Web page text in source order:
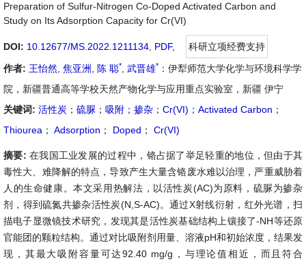
Preparation of Sulfur-Nitrogen Co-Doped Activated Carbon and
Study on Its Adsorption Capacity for Cr(VI)
DOI: 10.12677/MS.2022.1211134 PDF,
科研立项经费支持
作者: 王怡然 焦亚洲 陈 聪* 武晋雄* ：伊犁师范大学化学与环境科学学
院，新疆普通高等学校天然产物化学与应用重点实验室，新疆 伊宁
关键词: 活性炭 ； 硫脲 ； 吸附 ； 掺杂 ； Cr(VI) ； Activated Carbon ；
Thiourea ； Adsorption ； Doped ； Cr(VI)
摘要: 在我国工业发展的过程中，铬占据了举足轻重的地位，但由于其
毒性大、难降解的特点，导致产生大量含铬废水难以治理，严重威胁着
人的生命健康。本文采用热解法，以活性炭(AC)为原料，硫脲为掺杂
剂，得到硫氮共掺杂活性炭(N,S-AC)。通过X射线衍射，红外光谱，扫
描电子显微镜技术研究，发现其是活性炭基础结构上镶接了-NH等还原
官能团的颗粒结构。通过对比吸附剂用量、溶液pH和初始浓度，结果发
现，其最大吸附容量可达92.40 mg/g，与理论值相近，而且符合